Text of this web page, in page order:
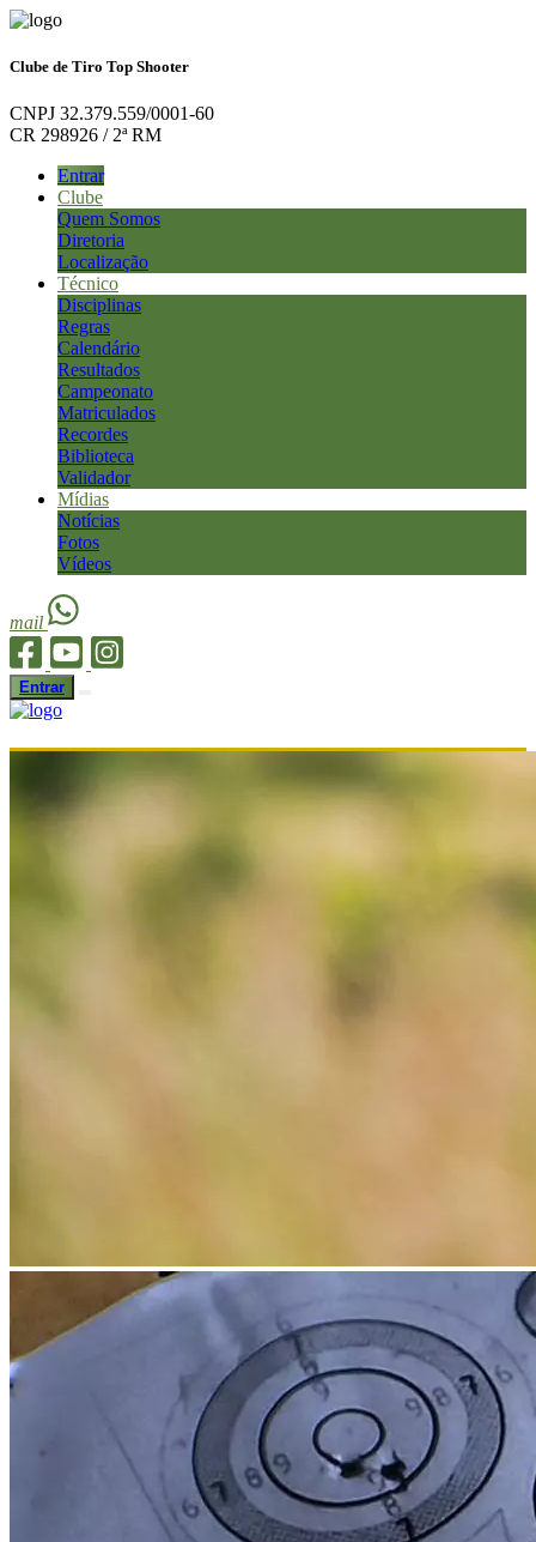
Clube de Tiro Top Shooter
CNPJ 32.379.559/0001-60
CR 298926 / 2ª RM
Entrar
Clube
Quem Somos
Diretoria
Localização
Técnico
Disciplinas
Regras
Calendário
Resultados
Campeonato
Matriculados
Recordes
Biblioteca
Validador
Mídias
Notícias
Fotos
Vídeos
mail
Entrar